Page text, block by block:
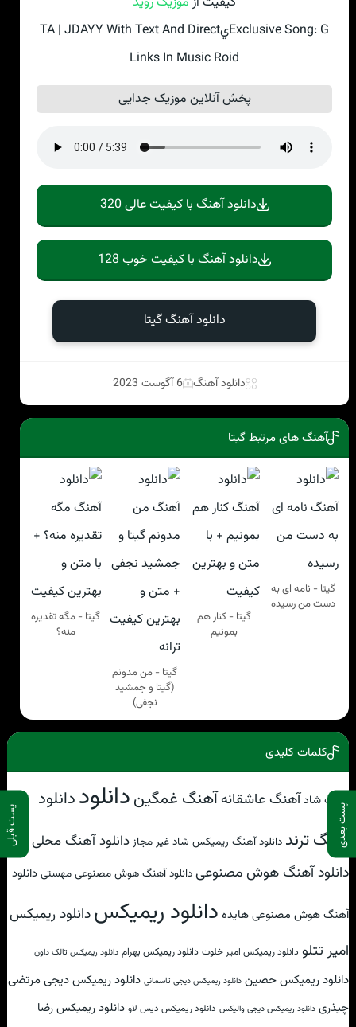
پست بعدی پست قبلی
Exclusive Song: GيTA | JDAYY With Text And Direct
Links In Music Roid
پخش آنلاین موزیک جدایی
دانلود آهنگ با کیفیت عالی 320
دانلود آهنگ با کیفیت خوب 128
دانلود آهنگ گيتا
دانلود آهنگ 6 آگوست 2023
آهنگ های مرتبط گيتا
گيتا - نامه ای به
دست من رسیده
گيتا - کنار هم
بمونیم
گيتا - من مدونم
(گیتا و جمشید
نجفی)
گيتا - مگه تقدیره
منه؟
کلمات کلیدی
آهنگ شادآهنگ عاشقانهآهنگ غمگیندانلوددانلود
آهنگ ترند دانلود آهنگ ریمیکس شاد غیر مجاز دانلود آهنگ محلی
دانلود آهنگ هوش مصنوعیدانلود آهنگ هوش مصنوعی مهستیدانلود
آهنگ هوش مصنوعی هایده دانلود ریمیکسدانلود ریمیکس
امیر تتلو دانلود ریمیکس امیر خلوت دانلود ریمیکس بهرام دانلود ریمیکس تالک داون
دانلود ریمیکس حصین دانلود ریمیکس دیجی تاسمانی دانلود ریمیکس دیجی مرتضی
چیذری دانلود ریمیکس دیجی والیکس دانلود ریمیکس دیس لاو دانلود ریمیکس رضا